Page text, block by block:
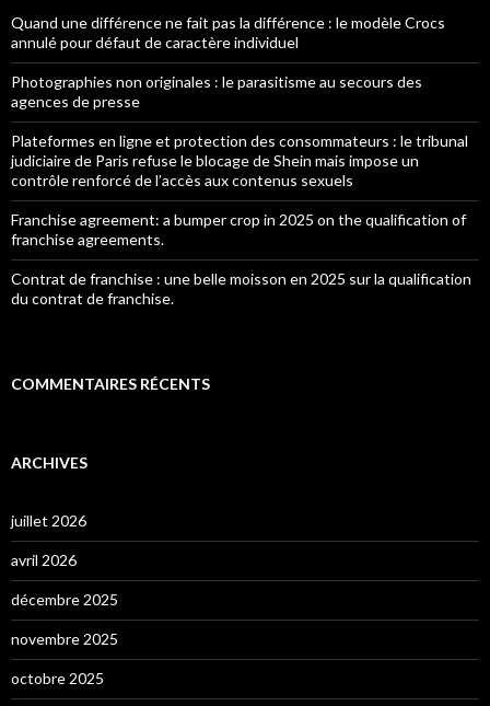
Quand une différence ne fait pas la différence : le modèle Crocs
annulé pour défaut de caractère individuel
Photographies non originales : le parasitisme au secours des
agences de presse
Plateformes en ligne et protection des consommateurs : le tribunal
judiciaire de Paris refuse le blocage de Shein mais impose un
contrôle renforcé de l’accès aux contenus sexuels
Franchise agreement: a bumper crop in 2025 on the qualification of
franchise agreements.
Contrat de franchise : une belle moisson en 2025 sur la qualification
du contrat de franchise.
COMMENTAIRES RÉCENTS
ARCHIVES
juillet 2026
avril 2026
décembre 2025
novembre 2025
octobre 2025